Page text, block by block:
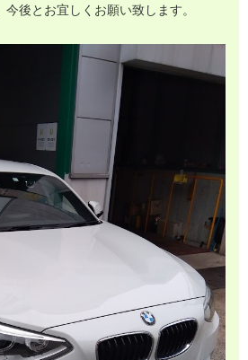
後とお宜しくお願い致します。